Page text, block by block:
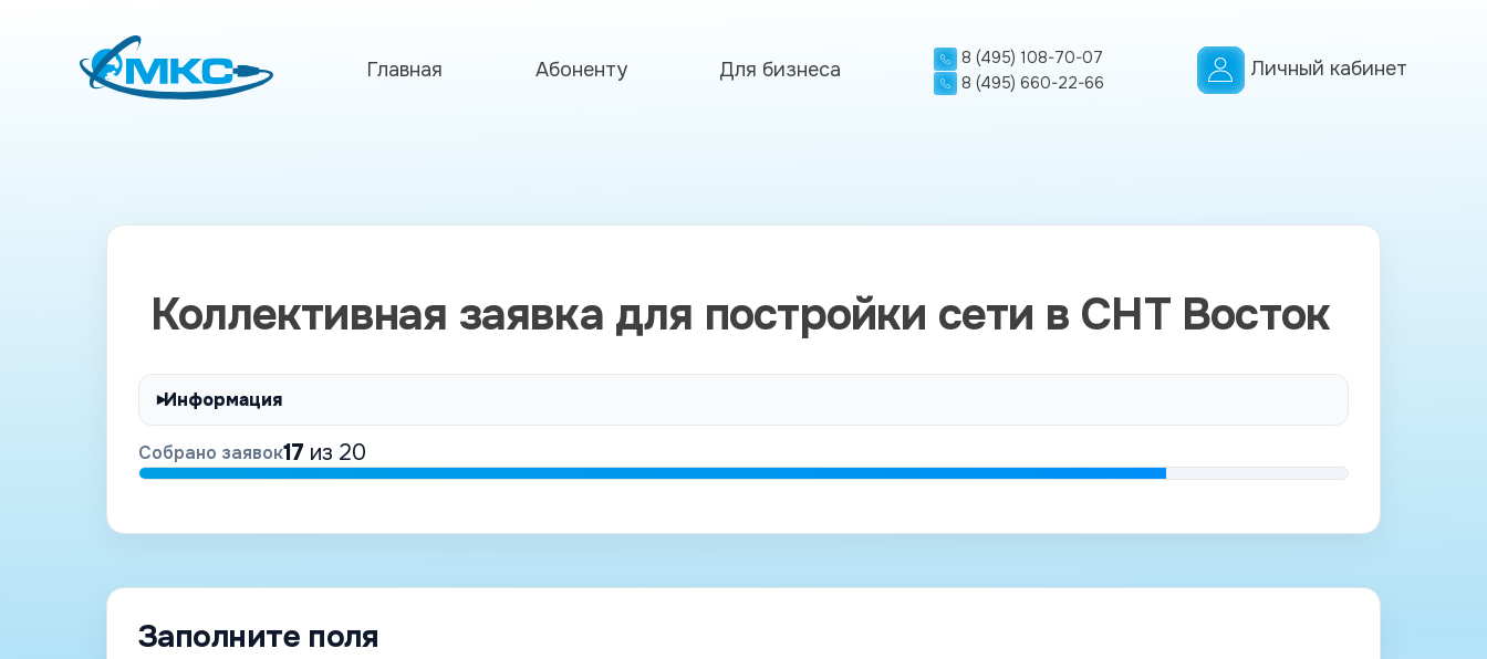
Главная Абоненту Для бизнеса
8 (495) 108-70-07
8 (495) 660-22-66
Личный кабинет
Коллективная заявка для постройки сети в СНТ Восток
Информация
Собрано заявок17 из 20
Заполните поля